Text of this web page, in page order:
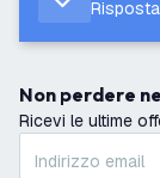
Non perdere
Ricevi le ultime